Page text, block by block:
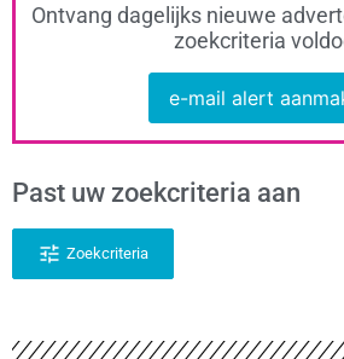
Ontvang dagelijks nieuwe
zoekcriteria
e-mail alert
Past uw zoekcriteria aan
Zoekcriteria